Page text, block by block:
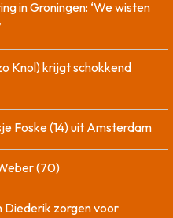
in Groningen: ‘We wisten
Knol) krijgt schokkend
Foske (14) uit Amsterdam
(70)
Diederik zorgen voor